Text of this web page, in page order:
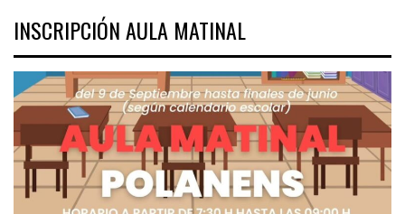
INSCRIPCIÓN AULA MATINAL